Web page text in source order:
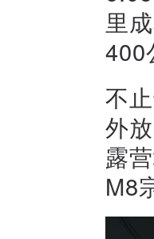
里
400
不
外
露
M8